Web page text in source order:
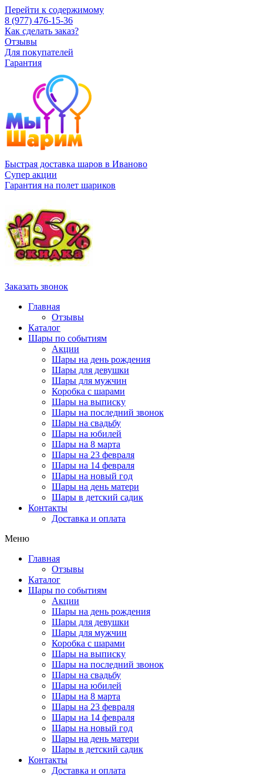
Перейти к содержимому
8 (977) 476-15-36
Как сделать заказ?
Отзывы
Для покупателей
Гарантия
Быстрая доставка шаров в Иваново
Супер акции
Гарантия на полет шариков
Заказать звонок
Главная
Отзывы
Каталог
Шары по событиям
Акции
Шары на день рождения
Шары для девушки
Шары для мужчин
Коробка с шарами
Шары на выписку
Шары на последний звонок
Шары на свадьбу
Шары на юбилей
Шары на 8 марта
Шары на 23 февраля
Шары на 14 февраля
Шары на новый год
Шары на день матери
Шары в детский садик
Контакты
Доставка и оплата
Меню
Главная
Отзывы
Каталог
Шары по событиям
Акции
Шары на день рождения
Шары для девушки
Шары для мужчин
Коробка с шарами
Шары на выписку
Шары на последний звонок
Шары на свадьбу
Шары на юбилей
Шары на 8 марта
Шары на 23 февраля
Шары на 14 февраля
Шары на новый год
Шары на день матери
Шары в детский садик
Контакты
Доставка и оплата